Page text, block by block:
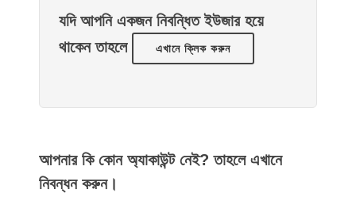
যদি আপনি একজন নিবন্ধিত ইউজার হয়ে
থাকেন তাহলে
এখানে ক্লিক করুন
আপনার কি কোন অ্যাকাউন্ট নেই? তাহলে এখানে
নিবন্ধন করুন।